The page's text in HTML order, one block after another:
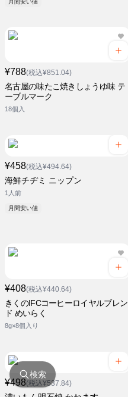
月間安い値
¥788(税込¥851.04)
名古屋の味たこ焼きしょうゆ味 テ
ーブルマーク
18個入
¥458(税込¥494.64)
海鮮チヂミ ニップン
1人前
月間安い値
¥408(税込¥440.64)
きくのIFCコーヒーロイヤルブレン
ド めいらく
8g×8個入り
¥498(税込¥537.84)
検索